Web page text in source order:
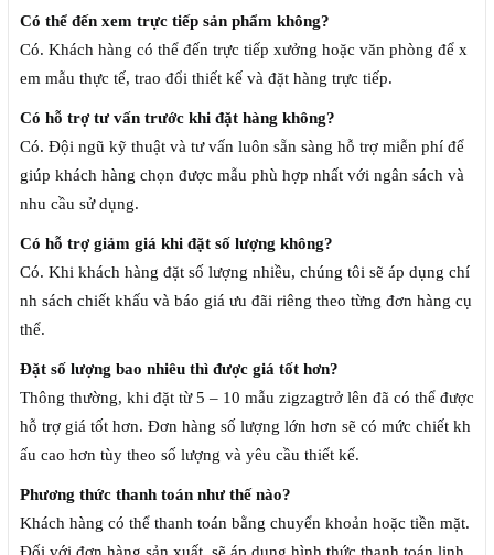
Có thể đến xem trực tiếp sản phẩm không?
Có. Khách hàng có thể đến trực tiếp xưởng hoặc văn phòng để x
em mẫu thực tế, trao đổi thiết kế và đặt hàng trực tiếp.
Có hỗ trợ tư vấn trước khi đặt hàng không?
Có. Đội ngũ kỹ thuật và tư vấn luôn sẵn sàng hỗ trợ miễn phí để
giúp khách hàng chọn được mẫu phù hợp nhất với ngân sách và
nhu cầu sử dụng.
Có hỗ trợ giảm giá khi đặt số lượng không?
Có. Khi khách hàng đặt số lượng nhiều, chúng tôi sẽ áp dụng chí
nh sách chiết khấu và báo giá ưu đãi riêng theo từng đơn hàng cụ
thể.
Đặt số lượng bao nhiêu thì được giá tốt hơn?
Thông thường, khi đặt từ 5 – 10 mẫu zigzagtrở lên đã có thể được
hỗ trợ giá tốt hơn. Đơn hàng số lượng lớn hơn sẽ có mức chiết kh
ấu cao hơn tùy theo số lượng và yêu cầu thiết kế.
Phương thức thanh toán như thế nào?
Khách hàng có thể thanh toán bằng chuyển khoản hoặc tiền mặt.